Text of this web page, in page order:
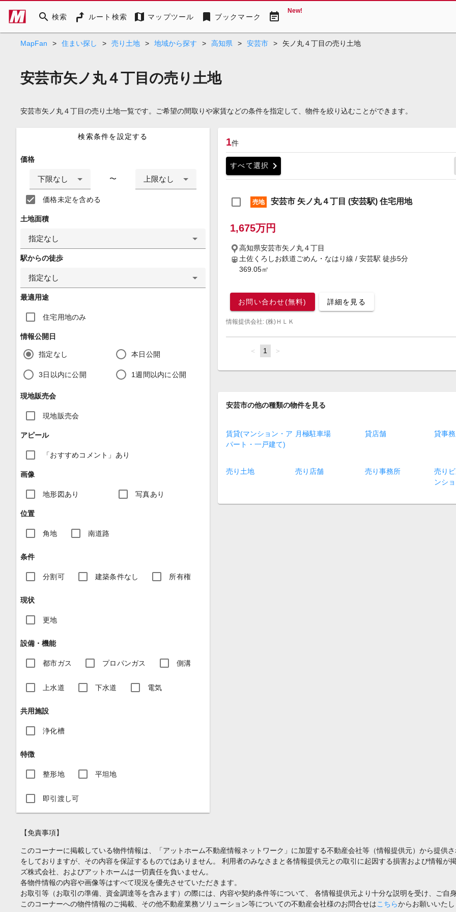
search 検索 ルート検索 map マップツール bookmark ブックマーク event_note New!
MapFan > 住まい探し > 売り土地 > 地域から探す > 高知県 > 安芸市 > 矢ノ丸４丁目の売り土地
安芸市矢ノ丸４丁目の売り土地
安芸市矢ノ丸４丁目の売り土地一覧です。ご希望の間取りや家賃などの条件を指定して、物件を絞り込むことができます。
検索条件を設定する
価格
下限なし 〜 上限なし
価格未定を含める
土地面積
指定なし
駅からの徒歩
指定なし
最適用途
住宅用地のみ
情報公開日
指定なし 本日公開
3日以内に公開 1週間以内に公開
現地販売会
現地販売会
アピール
「おすすめコメント」あり
画像
地形図あり 写真あり
位置
角地 南道路
条件
分割可 建築条件なし 所有権
現状
更地
設備・機能
都市ガス プロパンガス 側溝
上水道 下水道 電気
共用施設
浄化槽
特徴
整形地 平坦地
即引渡し可
1件
すべて選択 chevron_right
売地 安芸市 矢ノ丸４丁目 (安芸駅) 住宅用地
1,675万円
高知県安芸市矢ノ丸４丁目
土佐くろしお鉄道ごめん・なはり線 / 安芸駅 徒歩5分
369.05㎡
お問い合わせ(無料) 詳細を見る
情報提供会社: (株)ＨＬＫ
page
You're
page
1 page
安芸市の他の種類の物件を見る
賃貸(マンション・ア
パート・一戸建て)
月極駐車場 貸店舗 貸事
売り土地 売り店舗 売り事務所
売り
ンシ
【免責事項】
このコーナーに掲載している物件情報は、「アットホーム不動産情報ネットワーク」に加盟する不動産会社等（情報提供元）から提供
をしておりますが、その内容を保証するものではありません。 利用者のみなさまと各情報提供元との取引に起因する損害および情報
ズ株式会社、およびアットホームは一切責任を負いません。
各物件情報の内容や画像等はすべて現況を優先させていただきます。
お取引等（お取引の準備、資金調達等を含みます）の際には、内容や契約条件等について、 各情報提供元より十分な説明を受け、ご自
このコーナーへの物件情報のご掲載、その他不動産業務ソリューション等についての不動産会社様のお問合せはこちらからお願いいたし